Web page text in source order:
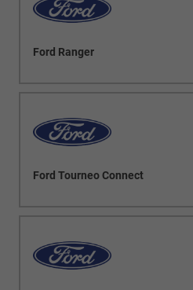
Ford Ranger
Ford Tourneo Connect